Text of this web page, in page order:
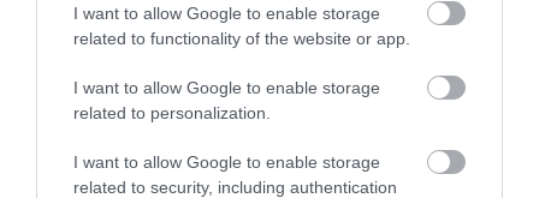
I want to allow Google to enable storage
related to functionality of the website or app.
I want to allow Google to enable storage
related to personalization.
I want to allow Google to enable storage
related to security, including authentication
EközbenAngliában, Walesben és Észak-
Írországbanelutasították azt a javaslatot, amely az
ingyenes buszbérleteket terjesztette volna ki a 22
év alattiakra. Ezt azzal indokolták, hogy a kormány
kiesést.